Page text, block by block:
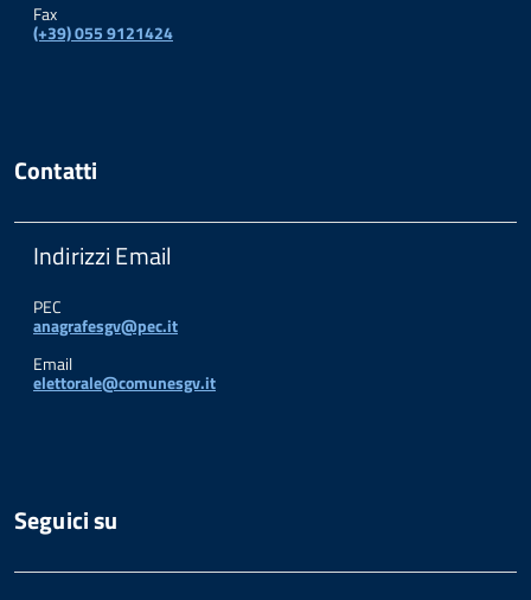
Fax
(+39) 055 9121424
Contatti
Indirizzi Email
PEC
anagrafesgv@pec.it
Email
elettorale@comunesgv.it
Seguici su